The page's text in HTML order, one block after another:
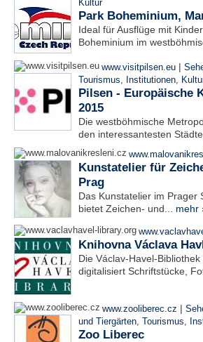
Kultur
Park Boheminium,
Ideal für Ausflüge mit
Boheminium im
www.visitpilsen.eu |
Tourismus, Institutionen,
Pilsen - Europäische
2015
Die westböhmische
den interessantesten
Kunstatelier für
Prag
Das Kunstatelier im Prager
bietet Zeichen- und... mehr
Knihovna Václava
Die Václav-Havel-
digitalisiert Schriftstücke,
www.zooliberec.cz |
und Tiergärten, Tourismus,
Zoo Liberec